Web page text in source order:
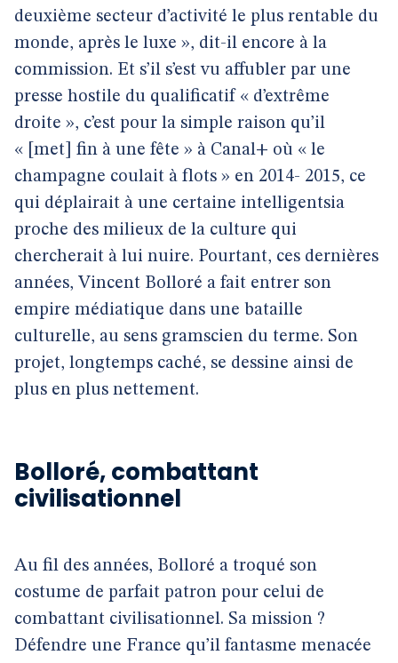
deuxième secteur d’activité le plus rentable du
monde, après le luxe », dit-il encore à la
commission. Et s’il s’est vu affubler par une
presse hostile du qualificatif « d’extrême
droite », c’est pour la simple raison qu’il
« [met] fin à une fête » à Canal+ où « le
champagne coulait à flots » en 2014- 2015, ce
qui déplairait à une certaine intelligentsia
proche des milieux de la culture qui
chercherait à lui nuire. Pourtant, ces dernières
années, Vincent Bolloré a fait entrer son
empire médiatique dans une bataille
culturelle, au sens gramscien du terme. Son
projet, longtemps caché, se dessine ainsi de
plus en plus nettement.
Bolloré, combattant
civilisationnel
Au fil des années, Bolloré a troqué son
costume de parfait patron pour celui de
combattant civilisationnel. Sa mission ?
Défendre une France qu’il fantasme menacée